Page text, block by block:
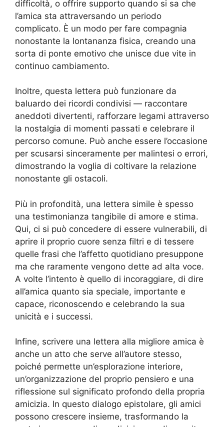
difficoltà, o offrire supporto quando si sa che
l’amica sta attraversando un periodo
complicato. È un modo per fare compagnia
nonostante la lontananza fisica, creando una
sorta di ponte emotivo che unisce due vite in
continuo cambiamento.
Inoltre, questa lettera può funzionare da
baluardo dei ricordi condivisi — raccontare
aneddoti divertenti, rafforzare legami attraverso
la nostalgia di momenti passati e celebrare il
percorso comune. Può anche essere l’occasione
per scusarsi sinceramente per malintesi o errori,
dimostrando la voglia di coltivare la relazione
nonostante gli ostacoli.
Più in profondità, una lettera simile è spesso
una testimonianza tangibile di amore e stima.
Qui, ci si può concedere di essere vulnerabili, di
aprire il proprio cuore senza filtri e di tessere
quelle frasi che l’affetto quotidiano presuppone
ma che raramente vengono dette ad alta voce.
A volte l’intento è quello di incoraggiare, di dire
all’amica quanto sia speciale, importante e
capace, riconoscendo e celebrando la sua
unicità e i successi.
Infine, scrivere una lettera alla migliore amica è
anche un atto che serve all’autore stesso,
poiché permette un’esplorazione interiore,
un’organizzazione del proprio pensiero e una
riflessione sul significato profondo della propria
amicizia. In questo dialogo epistolare, gli amici
possono crescere insieme, trasformando la